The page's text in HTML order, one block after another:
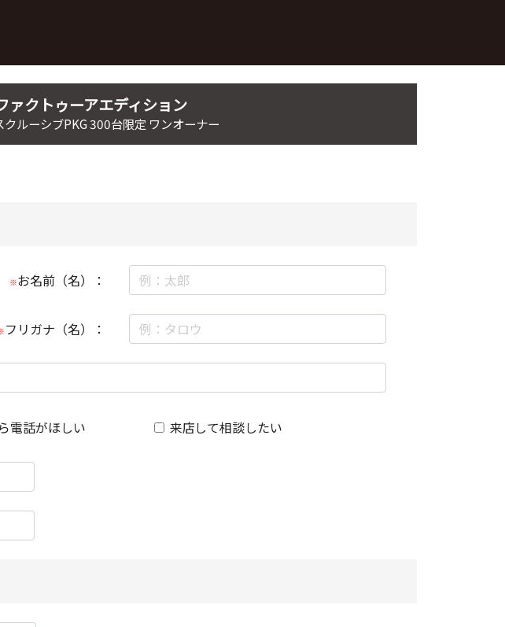
ァクトゥーアエディション
ルーシブPKG 300台限定 ワンオーナー
※お名前（名）：
フリガナ（名）：
電話がほしい 来店して相談したい